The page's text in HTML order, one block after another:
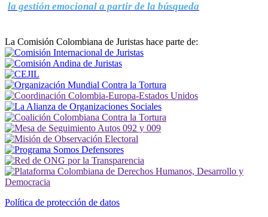
la gestión emocional a partir de la búsqueda
La Comisión Colombiana de Juristas hace parte de:
Política de protección de datos